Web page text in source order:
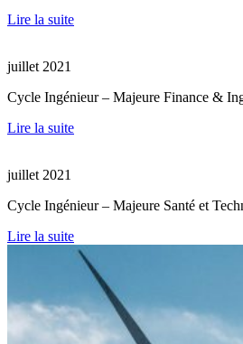
Lire la suite
juillet 2021
Cycle Ingénieur – Majeure Finance &
Lire la suite
juillet 2021
Cycle Ingénieur – Majeure Santé et
Lire la suite